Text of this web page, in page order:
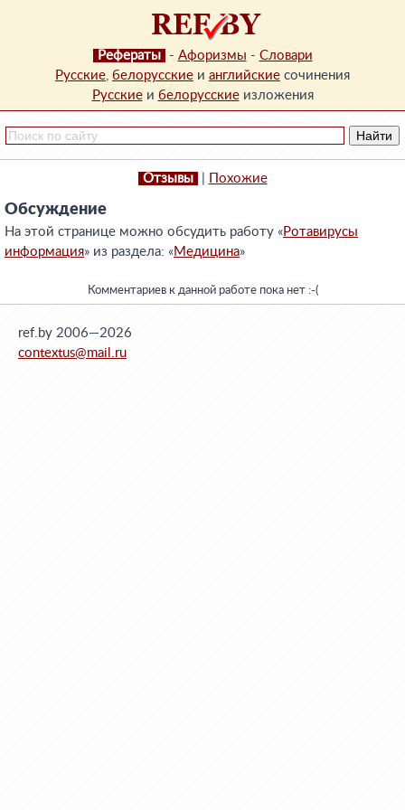
Рефераты - Афоризмы - Словари
Русские, белорусские и английские сочинения
Русскиеи белорусскиеизложения
Отзывы Похожие
Обсуждение
На этой странице можно обсудить работу «Ротавирусы
информация» из раздела: «Медицина»
Комментариев к данной работе пока нет :-(
ref.by 2006—2026
contextus@mail.ru